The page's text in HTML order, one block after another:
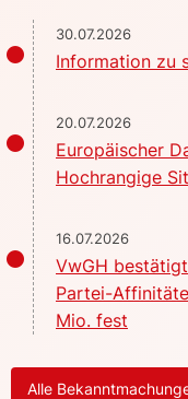
30.07.2026
Information zu
20.07.2026
Europäischer
Hochrangige
16.07.2026
VwGH
Partei-
Mio. fest
Alle